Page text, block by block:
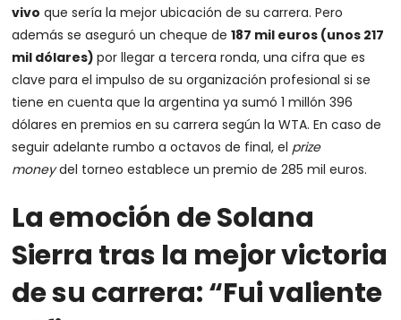
vivo que sería la mejor ubicación de su carrera. Pero
además se aseguró un cheque de187 mil euros (unos 217
mil dólares)por llegar a tercera ronda, una cifra que es
clave para el impulso de su organización profesional si se
tiene en cuenta que la argentina ya sumó 1 millón 396
dólares en premios en su carrera según la WTA. En caso de
seguir adelante rumbo a octavos de final, el prize
moneydel torneo establece un premio de 285 mil euros.
La emoción de Solana
Sierra tras la mejor victoria
de su carrera: “Fui valiente